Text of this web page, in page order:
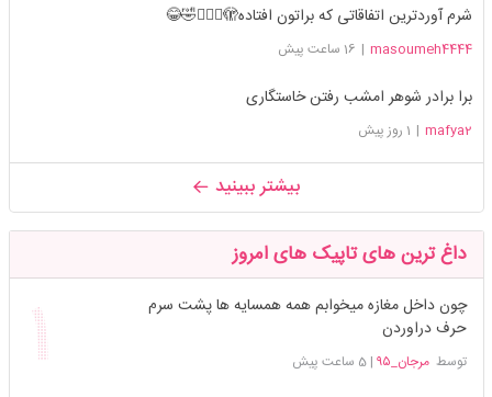
شرم آوردترین اتفاقاتی که براتون افتاده🫣🤦🏻‍♀️🤣😂
masoumeh4444
| 16 ساعت پیش
برا برادر شوهر امشب رفتن خاستگاری
mafya2
| 1 روز پیش
بیشتر ببینید
داغ ترین های تاپیک های امروز
چون داخل مغازه میخوابم همه همسایه ها پشت سرم
حرف دراوردن
توسطمرجان_۹۵ |5 ساعت پیش